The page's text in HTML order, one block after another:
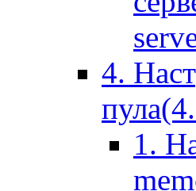
4.
1.